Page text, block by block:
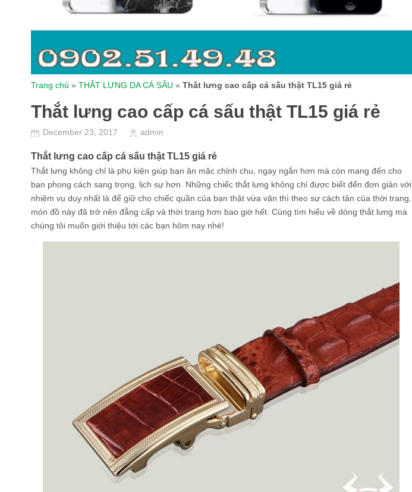
Trang chủ » THẮT LƯNG DA CÁ SẤU » Thắt lưng cao cấp cá sấu thật TL15 giá rẻ
Thắt lưng cao cấp cá sấu thật TL15 giá rẻ
December 23, 2017 admin
Thắt lưng cao cấp cá sấu thật TL15 giá rẻ
Thắt lưng không chỉ là phụ kiện giúp bạn ăn mặc chỉnh chu, ngay ngắn hơn mà còn mang đến cho
bạn phong cách sang trọng, lịch sự hơn. Những chiếc thắt lưng không chỉ được biết đến đơn giản với
nhiệm vụ duy nhất là để giữ cho chiếc quần của bạn thật vừa vặn thì theo sự cách tân của thời trang,
món đồ này đã trở nên đẳng cấp và thời trang hơn bao giờ hết. Cùng tìm hiểu về dòng thắt lưng mà
chúng tôi muốn giới thiệu tới các bạn hôm nay nhé!